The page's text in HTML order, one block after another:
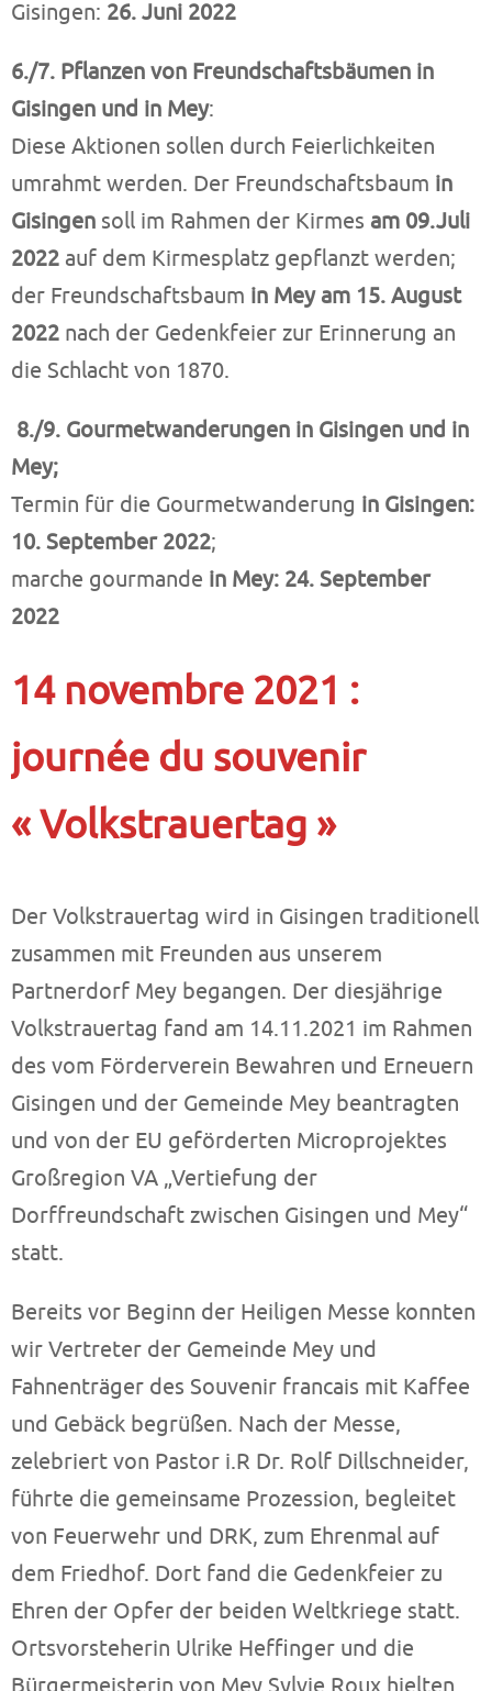
Gisingen: 26. Juni 2022
6./7. Pflanzen von Freundschaftsbäumen in
Gisingen und in Mey:
Diese Aktionen sollen durch Feierlichkeiten
umrahmt werden. Der Freundschaftsbaum in
Gisingen soll im Rahmen der Kirmes am 09.Juli
2022 auf dem Kirmesplatz gepflanzt werden;
der Freundschaftsbaum in Mey am 15. August
2022 nach der Gedenkfeier zur Erinnerung an
die Schlacht von 1870.
8./9. Gourmetwanderungen in Gisingen und in
Mey;
Termin für die Gourmetwanderung in Gisingen:
10. September 2022;
marche gourmande in Mey: 24. September
2022
14 novembre 2021 :
journée du souvenir
« Volkstrauertag »
Der Volkstrauertag wird in Gisingen traditionell
zusammen mit Freunden aus unserem
Partnerdorf Mey begangen. Der diesjährige
Volkstrauertag fand am 14.11.2021 im Rahmen
des vom Förderverein Bewahren und Erneuern
Gisingen und der Gemeinde Mey beantragten
und von der EU geförderten Microprojektes
Großregion VA „Vertiefung der
Dorffreundschaft zwischen Gisingen und Mey“
statt.
Bereits vor Beginn der Heiligen Messe konnten
wir Vertreter der Gemeinde Mey und
Fahnenträger des Souvenir francais mit Kaffee
und Gebäck begrüßen. Nach der Messe,
zelebriert von Pastor i.R Dr. Rolf Dillschneider,
führte die gemeinsame Prozession, begleitet
von Feuerwehr und DRK, zum Ehrenmal auf
dem Friedhof. Dort fand die Gedenkfeier zu
Ehren der Opfer der beiden Weltkriege statt.
Ortsvorsteherin Ulrike Heffinger und die